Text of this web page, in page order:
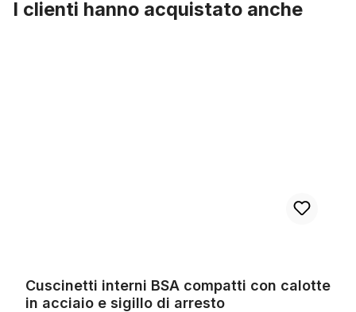
I clienti hanno acquistato anche
Cuscinetti interni BSA compatti con calotte
in acciaio e sigillo di arresto